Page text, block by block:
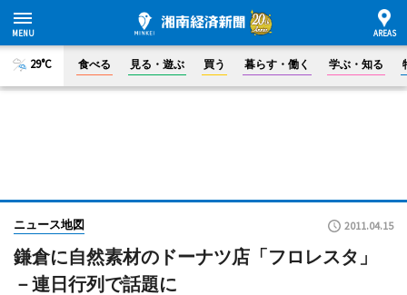
29°C 食べる 見る・遊ぶ 買う 暮らす・働く 学ぶ・知る
ニュース地図 2011.04.15
鎌倉に自然素材のドーナツ店「フロレスタ」
－連日行列で話題に